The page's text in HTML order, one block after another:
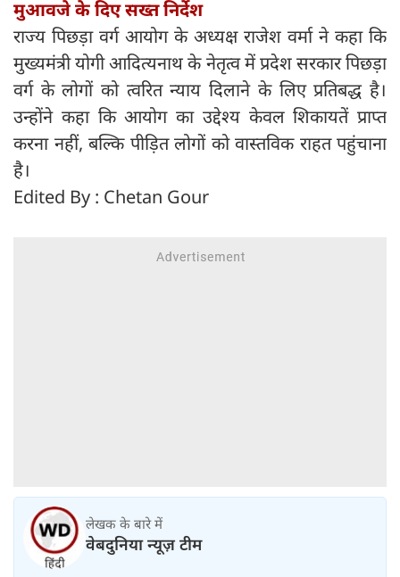
मुआवजे के दिए सख्त निर्देश
राज्य पिछड़ा वर्ग आयोग के अध्यक्ष राजेश वर्मा ने कहा कि
मुख्यमंत्री योगी आदित्यनाथ के नेतृत्व में प्रदेश सरकार पिछड़ा
वर्ग के लोगों को त्वरित न्याय दिलाने के लिए प्रतिबद्ध है।
उन्होंने कहा कि आयोग का उद्देश्य केवल शिकायतें प्राप्त
करना नहीं, बल्कि पीड़ित लोगों को वास्तविक राहत पहुंचाना
है।
Edited By : Chetan Gour
लेखक के बारे में
वेबदुनिया न्यूज़ टीम